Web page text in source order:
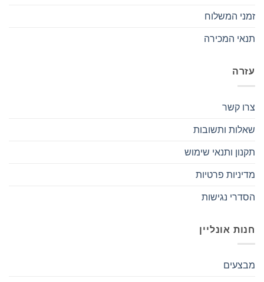
זמני המשלוח
תנאי המכירה
עזרה
צרו קשר
שאלות ותשובות
תקנון ותנאי שימוש
מדיניות פרטיות
הסדרי נגישות
חנות אונליין
מבצעים